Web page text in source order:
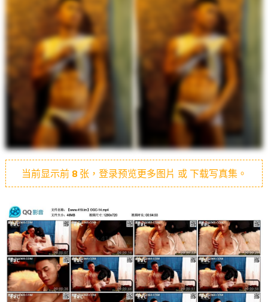
当前显示前 8张，登录预览更多图片 或 下载写真集。